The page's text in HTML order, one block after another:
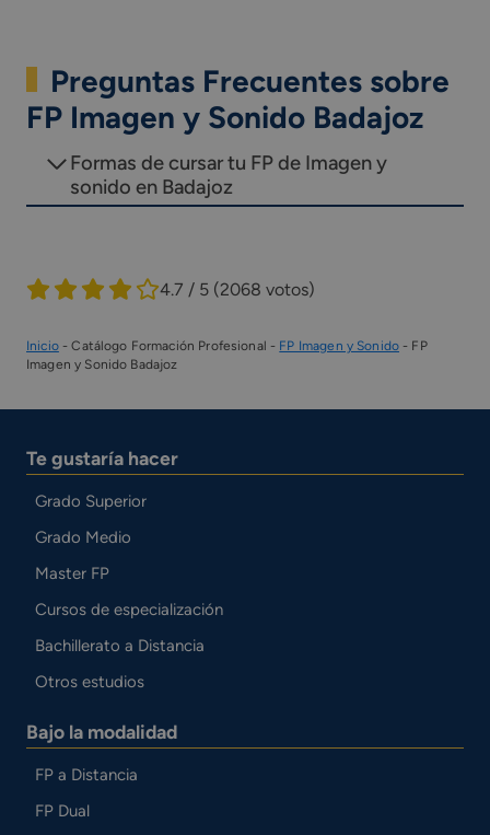
Preguntas Frecuentes sobre
FP Imagen y Sonido Badajoz
Formas de cursar tu FP de Imagen y
sonido en Badajoz
4.7 / 5 (2068 votos)
Inicio-Catálogo Formación Profesional - FP Imagen y Sonido - FP
Imagen y Sonido Badajoz
Te gustaría hacer
Grado Superior
Grado Medio
Master FP
Cursos de especialización
Bachillerato a Distancia
Otros estudios
Bajo la modalidad
FP a Distancia
FP Dual